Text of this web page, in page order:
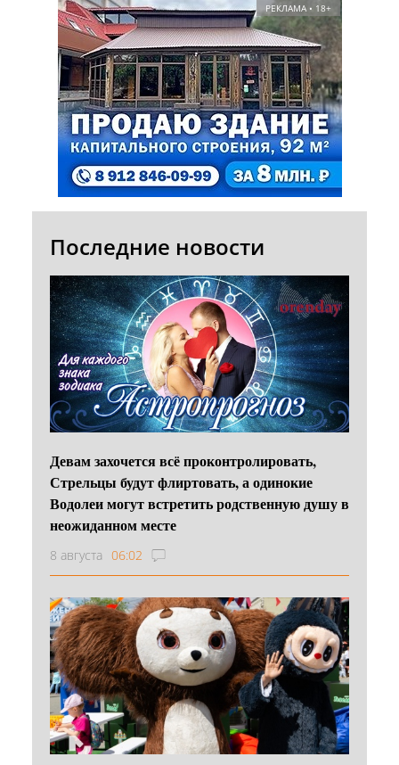
РЕКЛАМА • 18+
Последние новости
Девам захочется всё проконтролировать,
Стрельцы будут флиртовать, а одинокие
Водолеи могут встретить родственную душу в
неожиданном месте
8 августа 06:02